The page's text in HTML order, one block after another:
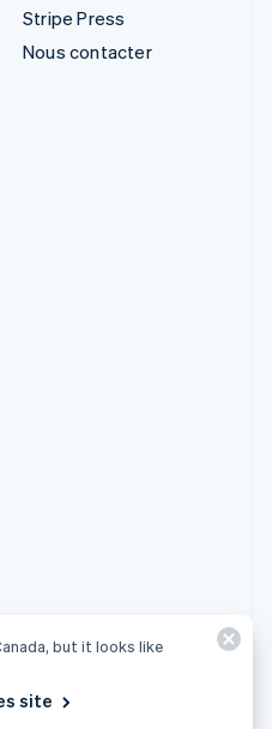
Stripe Press
Nous contacter
but it looks like
site